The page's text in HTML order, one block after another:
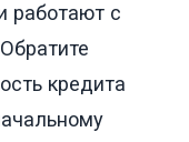
работают с
кредита